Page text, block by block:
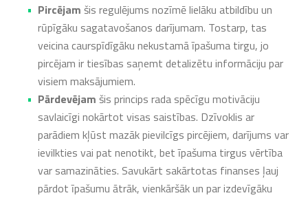
Pircējam šis regulējums nozīmē lielāku atbildību un
rūpīgāku sagatavošanos darījumam. Tostarp, tas
veicina caurspīdīgāku nekustamā īpašuma tirgu, jo
pircējam ir tiesības saņemt detalizētu informāciju par
visiem maksājumiem.
Pārdevējam šis princips rada spēcīgu motivāciju
savlaicīgi nokārtot visas saistības. Dzīvoklis ar
parādiem kļūst mazāk pievilcīgs pircējiem, darījums var
ievilkties vai pat nenotikt, bet īpašuma tirgus vērtība
var samazināties. Savukārt sakārtotas finanses ļauj
pārdot īpašumu ātrāk, vienkāršāk un par izdevīgāku